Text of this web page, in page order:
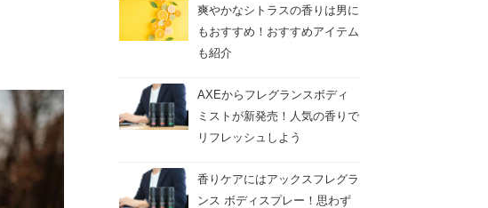
爽やかなシトラスの香りは男に
もおすすめ！おすすめアイテム
も紹介
AXEからフレグランスボディ
ミストが新発売！人気の香りで
リフレッシュしよう
香りケアにはアックスフレグラ
ンス ボディスプレー！思わず